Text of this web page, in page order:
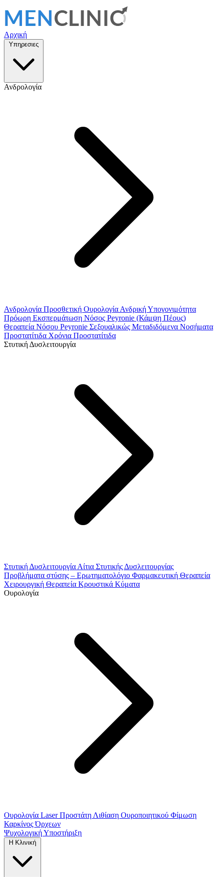
Αρχική
Υπηρεσιες
Ανδρολογία
Ανδρολογία Προσθετική Ουρολογία Ανδρική Υπογονιμότητα
Πρόωρη Εκσπερμάτωση Νόσος Peyronie (Κάμψη Πέους)
Θεραπεία Νόσου Peyronie Σεξουαλικώς Μεταδιδόμενα Νοσήματα
Προστατίτιδα Χρόνια Προστατίτιδα
Στυτική Δυσλειτουργία
Στυτική Δυσλειτουργία Αίτια Στυτικής Δυσλειτουργίας
Προβλήματα στύσης – Ερωτηματολόγιο Φαρμακευτική Θεραπεία
Χειρουργική Θεραπεία Κρουστικά Κύματα
Ουρολογία
Ουρολογία Laser Προστάτη Λιθίαση Ουροποιητικού Φίμωση
Καρκίνος Όρχεων
Ψυχολογική Υποστήριξη
Η Κλινική